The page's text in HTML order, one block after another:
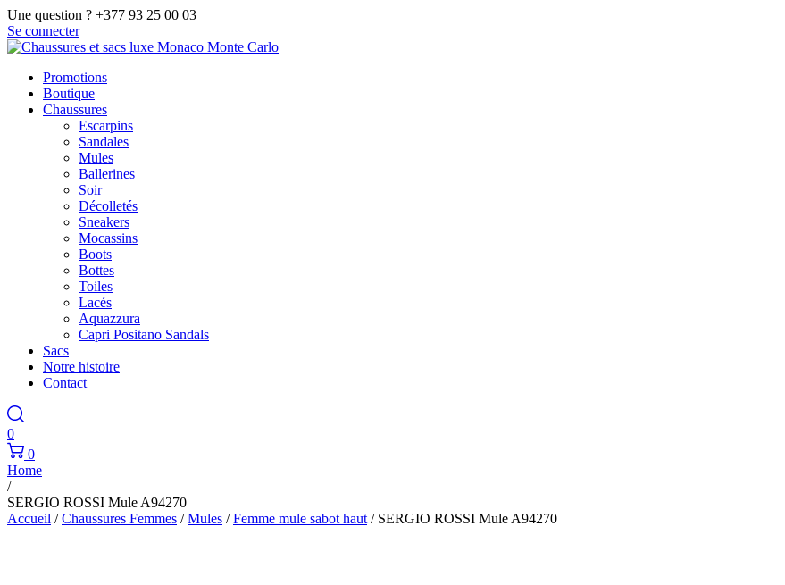
Une question ? +377 93 25 00 03
Se connecter
Promotions
Boutique
Chaussures
Escarpins
Sandales
Mules
Ballerines
Soir
Décolletés
Sneakers
Mocassins
Boots
Bottes
Toiles
Lacés
Aquazzura
Capri Positano Sandals
Sacs
Notre histoire
Contact
0
0
Home
/
SERGIO ROSSI Mule A94270
Accueil /Chaussures Femmes /Mules /Femme mule sabot haut / SERGIO ROSSI Mule A94270